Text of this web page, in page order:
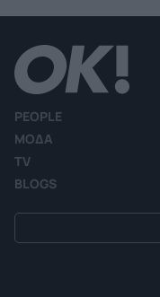
PEOPLE
ΜΟΔΑ
TV
BLOGS